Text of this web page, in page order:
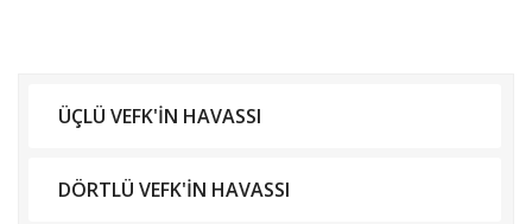
ÜÇLÜ VEFK'İN HAVASSI
DÖRTLÜ VEFK'İN HAVASSI